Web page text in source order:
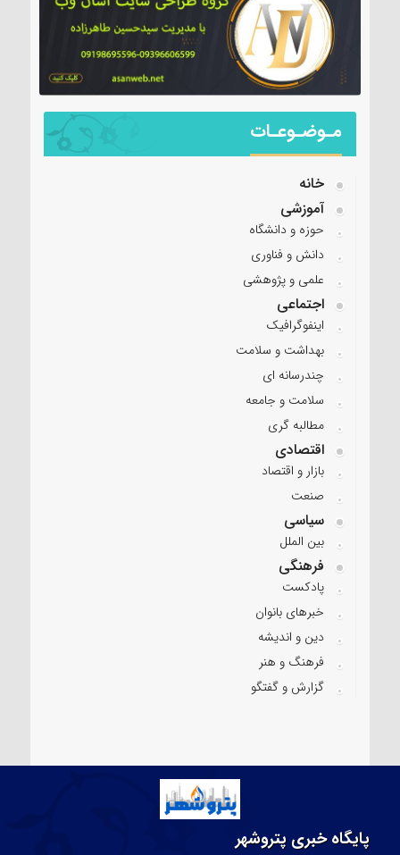
مـوضـوعـات
خانه
آموزشی
حوزه و دانشگاه
دانش و فناوری
علمی و پژوهشی
اجتماعی
اینفوگرافیک
بهداشت و سلامت
چندرسانه ای
سلامت و جامعه
مطالبه گری
اقتصادی
بازار و اقتصاد
صنعت
سیاسی
بین الملل
فرهنگی
پادکست
خبرهای بانوان
دین و اندیشه
فرهنگ و هنر
گزارش و گفتگو
پایگاه خبری پتروشهر